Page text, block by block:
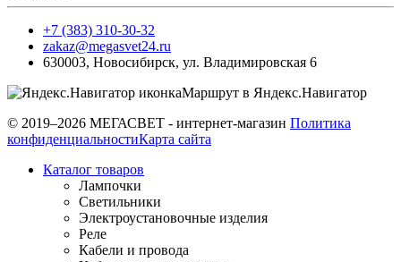
+7 (383) 310-30-32
zakaz@megasvet24.ru
630003, Новосибирск, ул. Владимировская 6
Маршрут в Яндекс.Навигатор
© 2019–2026 МЕГАСВЕТ - интернет-магазин Политика
конфиденциальностиКарта сайта
Каталог товаров
Лампочки
Светильники
Электроустановочные изделия
Реле
Кабели и провода